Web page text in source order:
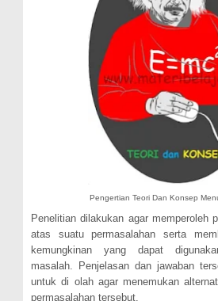
Pengertian Teori Dan Konsep
Penelitian dilakukan agar memperoleh
atas suatu permasalahan serta
kemungkinan yang dapat
masalah. Penjelasan dan jawaban
untuk di olah agar menemukan
permasalahan tersebut.